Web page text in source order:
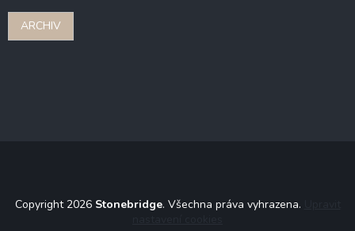
ARCHIV
Copyright 2026 Stonebridge. Všechna práva vyhrazena.